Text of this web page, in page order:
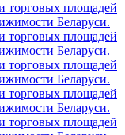
торговых площадей
Беларуси.
торговых площадей
Беларуси.
торговых площадей
Беларуси.
торговых площадей
Беларуси.
торговых площадей